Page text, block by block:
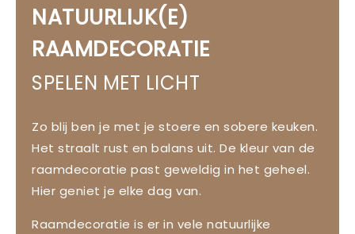
NATUURLIJK(E)
RAAMDECORATIE
SPELEN MET LICHT
Zo blij ben je met je stoere en sobere keuken.
Het straalt rust en balans uit. De kleur van de
raamdecoratie past geweldig in het geheel.
Hier geniet je elke dag van.
Raamdecoratie is er in vele natuurlijke